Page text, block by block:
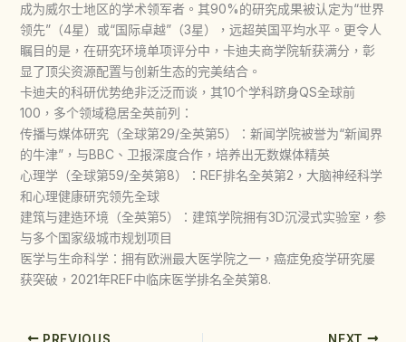
成为威尔士地区的学术领军者。其90%的研究成果被认定为“世界
领先”（4星）或“国际卓越”（3星），远超英国平均水平。更令人
瞩目的是，在研究环境单项评分中，卡迪夫商学院斩获满分，彰
显了顶尖资源配置与创新生态的完美结合。
卡迪夫的科研优势绝非泛泛而谈，其10个学科跻身QS全球前
100，多个领域稳居全英前列：
传播与媒体研究（全球第29/全英第5）：新闻学院被誉为“新闻界
的牛津”，与BBC、卫报深度合作，培养出无数媒体精英
心理学（全球第59/全英第8）：REF排名全英第2，大脑神经科学
和心理健康研究领先全球
建筑与建造环境（全英第5）：建筑学院拥有3D沉浸式实验室，参
与多个国家级城市规划项目
医学与生命科学：拥有欧洲最大医学院之一，癌症免疫学研究屡
获突破，2021年REF中临床医学排名全英第8.
PREVIOUS NEXT